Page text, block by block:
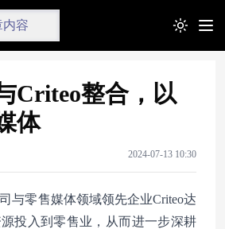
Toggle
Criteo整合，以
体
2024-07-13 10:30
与零售媒体领域领先企业Criteo达
投入到零售业，从而进一步深耕